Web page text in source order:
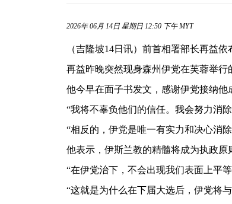
2026年 06月 14日 星期日 12:50 下午 MYT
（吉隆坡14日讯）前首相署部长再益
再益昨晚突然现身森州伊党在芙蓉举行
他今早在面子书发文，感谢伊党接纳他
“我将不辜负他们的信任。我会努力消
“相反的，伊党是唯一有实力和决心消
他表示，伊斯兰教的精髓将成为执政原
“在伊党治下，不会出现我们表面上平
“这就是为什么在下届大选后，伊党将